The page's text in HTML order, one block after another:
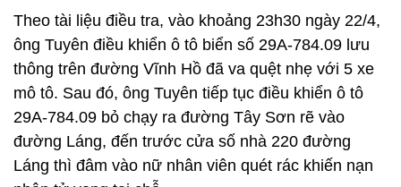
Theo tài liệu điều tra, vào khoảng 23h30 ngày 22/4,
ông Tuyên điều khiển ô tô biển số 29A-784.09 lưu
thông trên đường Vĩnh Hồ đã va quệt nhẹ với 5 xe
mô tô. Sau đó, ông Tuyên tiếp tục điều khiển ô tô
29A-784.09 bỏ chạy ra đường Tây Sơn rẽ vào
đường Láng, đến trước cửa số nhà 220 đường
Láng thì đâm vào nữ nhân viên quét rác khiến nạn